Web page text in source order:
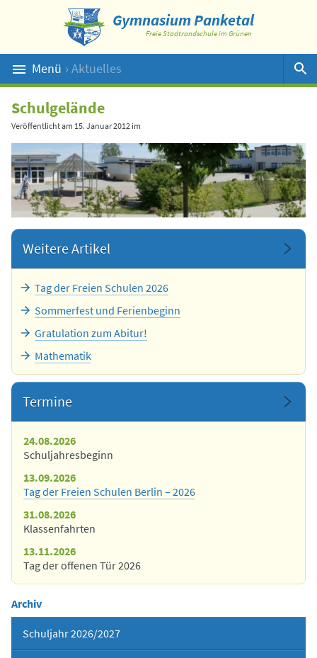
Gymnasium Panketal
Freie Stadtrandschule im Grünen
Menü › Aktuelles
Suche
Schulgelände
Veröffentlicht am 15. Januar 2012 im
Weitere Artikel
Tag der Freien Schulen 2026
Sommerfest und Ferienbeginn
Gratulation zum Abitur!
Mathematik
Termine
24.08.2026
Schuljahresbeginn
13.09.2026
Tag der Freien Schulen Berlin – 2026
31.08.2026
Klassenfahrten
13.11.2026
Tag der offenen Tür 2026
Archiv
Schuljahr 2026/2027